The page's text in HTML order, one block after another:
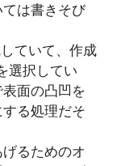
は書きそび
ていて、作成
選択してい
面の凸凹を
る処理だそ
るためのオ